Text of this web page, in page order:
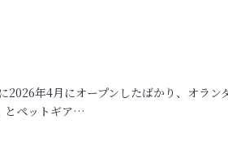
2026年4月にオープンしたばかり、オラン
とペットギア…